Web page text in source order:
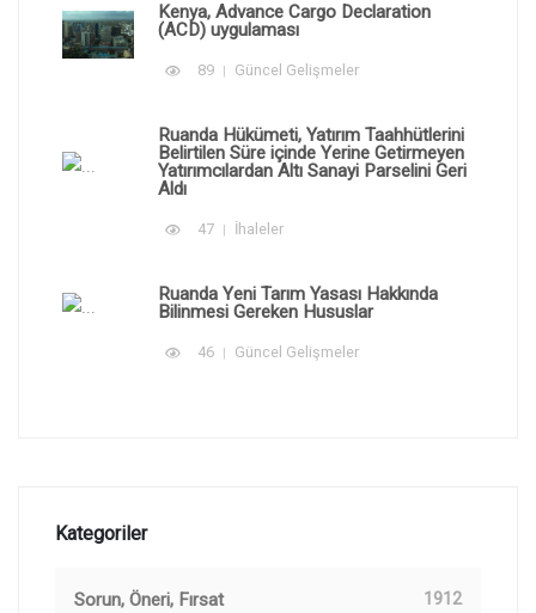
Kenya, Advance Cargo Declaration
(ACD) uygulaması
89 Güncel Gelişmeler
Ruanda Hükümeti, Yatırım Taahhütlerini
Belirtilen Süre içinde Yerine Getirmeyen
Yatırımcılardan Altı Sanayi Parselini Geri
Aldı
47 İhaleler
Ruanda Yeni Tarım Yasası Hakkında
Bilinmesi Gereken Hususlar
46 Güncel Gelişmeler
Kategoriler
Sorun, Öneri, Fırsat 1912